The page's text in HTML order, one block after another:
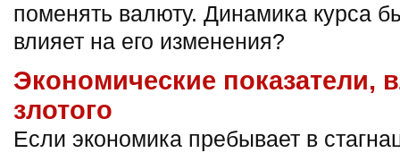
поменять валюту. Динамика курса
влияет на его изменения?
Экономические показатели,
злотого
Если экономика пребывает в